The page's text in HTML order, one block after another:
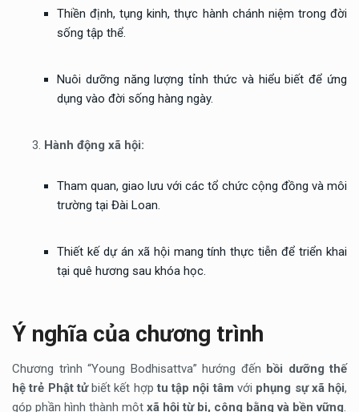
Thiền định, tụng kinh, thực hành chánh niệm trong đời
sống tập thể.
Nuôi dưỡng năng lượng tỉnh thức và hiểu biết để ứng
dụng vào đời sống hàng ngày.
Hành động xã hội:
Tham quan, giao lưu với các tổ chức cộng đồng và môi
trường tại Đài Loan.
Thiết kế dự án xã hội mang tính thực tiễn để triển khai
tại quê hương sau khóa học.
Ý nghĩa của chương trình
Chương trình “Young Bodhisattva” hướng đến bồi dưỡng thế
hệ trẻ Phật tửbiết kết hợptu tập nội tâm với phụng sự xã hội,
góp phần hình thành một xã hội từ bi, công bằng và bền vững.